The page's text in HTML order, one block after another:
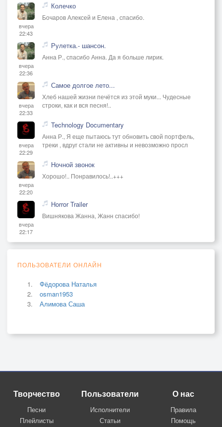
вчера
22:43
Колечко
Бочаров Алексей и Елена , спасибо.
вчера
22:36
Рулетка.- шансон.
Анна Р., спасибо Анна. Да я больше лирик.
вчера
22:33
Самое долгое лето...
Хлеб нашей жизни печётся из этой муки... Чудесные
строки, как и вся песня!..
вчера
22:29
Technology Documentary
Анна Р., Я еще пытаюсь тут обновить свой портфель,
треки , вдруг стали не активны и невозможно просл
вчера
22:20
Ночной звонок
Хорошо!.. Понравилось!..+++
вчера
22:17
Horror Trailer
Вишнякова Жанна, Жанн спасибо!
ПОЛЬЗОВАТЕЛИ ОНЛАЙН
Фёдорова Наталья
osman1953
Алимова Саша
Творчество
Песни
Плейлисты
Пользователи
Исполнители
Статьи
О нас
Правила
Помощь